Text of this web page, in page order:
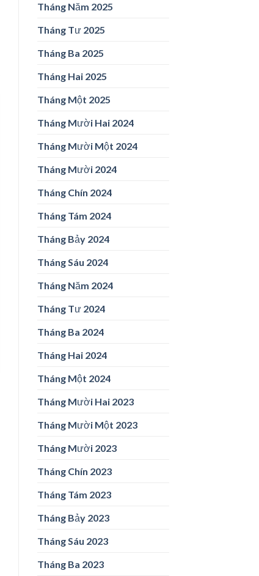
Tháng Năm 2025
Tháng Tư 2025
Tháng Ba 2025
Tháng Hai 2025
Tháng Một 2025
Tháng Mười Hai 2024
Tháng Mười Một 2024
Tháng Mười 2024
Tháng Chín 2024
Tháng Tám 2024
Tháng Bảy 2024
Tháng Sáu 2024
Tháng Năm 2024
Tháng Tư 2024
Tháng Ba 2024
Tháng Hai 2024
Tháng Một 2024
Tháng Mười Hai 2023
Tháng Mười Một 2023
Tháng Mười 2023
Tháng Chín 2023
Tháng Tám 2023
Tháng Bảy 2023
Tháng Sáu 2023
Tháng Ba 2023